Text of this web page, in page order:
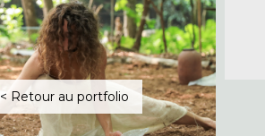
< Retour au portfolio